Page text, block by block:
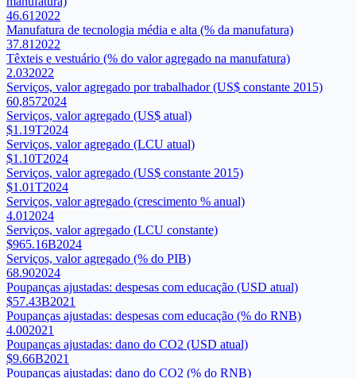
46.61 2022
Manufatura de tecnologia média e alta (% da manufatura)
37.81 2022
Têxteis e vestuário (% do valor agregado na manufatura)
2.032022
Serviços, valor agregado por trabalhador (US$ constante 2015)
60,8572024
Serviços, valor agregado (US$ atual)
$1.19T2024
Serviços, valor agregado (LCU atual)
$1.10T2024
Serviços, valor agregado (US$ constante 2015)
$1.01T2024
Serviços, valor agregado (crescimento % anual)
4.01 2024
Serviços, valor agregado (LCU constante)
$965.16B2024
Serviços, valor agregado (% do PIB)
68.902024
Poupanças ajustadas: despesas com educação (USD atual)
$57.43B2021
Poupanças ajustadas: despesas com educação (% do RNB)
4.002021
Poupanças ajustadas: dano do CO2 (USD atual)
$9.66B2021
Poupanças ajustadas: dano do CO2 (% do RNB)